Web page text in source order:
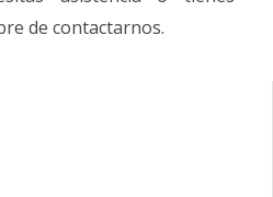
de contactarnos.